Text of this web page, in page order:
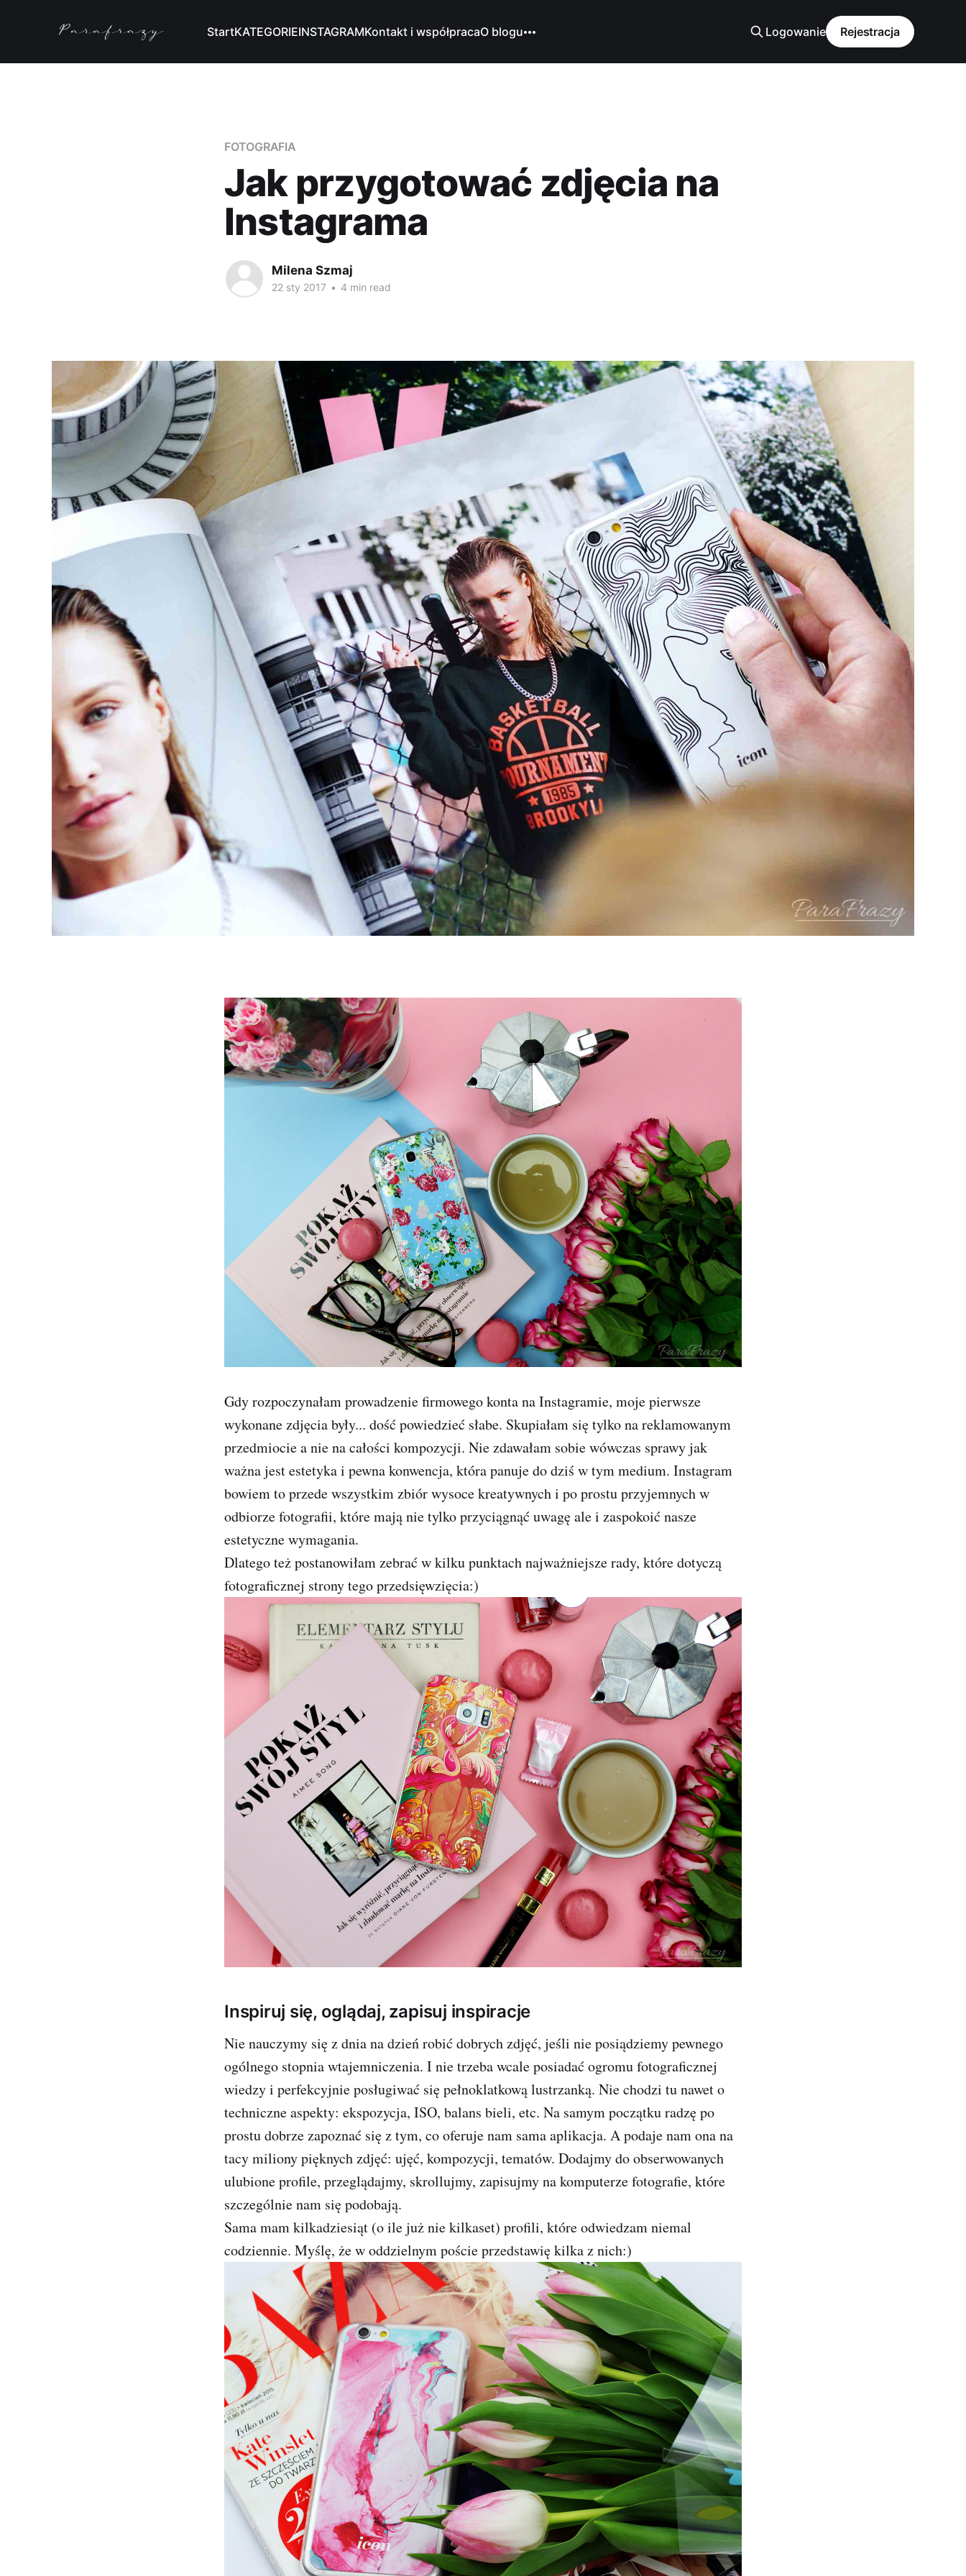
StartKATEGORIEINSTAGRAMKontakt i współpracaO blogu Logowanie Rejestracja
FOTOGRAFIA
Jak przygotować zdjęcia na
Instagrama
Milena Szmaj
22 sty 2017 • 4 min read
Gdy rozpoczynałam prowadzenie firmowego konta na Instagramie, moje pierwsze
wykonane zdjęcia były... dość powiedzieć słabe. Skupiałam się tylko na reklamowanym
przedmiocie a nie na całości kompozycji. Nie zdawałam sobie wówczas sprawy jak
ważna jest estetyka i pewna konwencja, która panuje do dziś w tym medium. Instagram
bowiem to przede wszystkim zbiór wysoce kreatywnych i po prostu przyjemnych w
odbiorze fotografii, które mają nie tylko przyciągnąć uwagę ale i zaspokoić nasze
estetyczne wymagania.
Dlatego też postanowiłam zebrać w kilku punktach najważniejsze rady, które dotyczą
fotograficznej strony tego przedsięwzięcia:)
Inspiruj się, oglądaj, zapisuj inspiracje
Nie nauczymy się z dnia na dzień robić dobrych zdjęć, jeśli nie posiądziemy pewnego
ogólnego stopnia wtajemniczenia. I nie trzeba wcale posiadać ogromu fotograficznej
wiedzy i perfekcyjnie posługiwać się pełnoklatkową lustrzanką. Nie chodzi tu nawet o
techniczne aspekty: ekspozycja, ISO, balans bieli, etc. Na samym początku radzę po
prostu dobrze zapoznać się z tym, co oferuje nam sama aplikacja. A podaje nam ona na
tacy miliony pięknych zdjęć: ujęć, kompozycji, tematów. Dodajmy do obserwowanych
ulubione profile, przeglądajmy, skrollujmy, zapisujmy na komputerze fotografie, które
szczególnie nam się podobają.
Sama mam kilkadziesiąt (o ile już nie kilkaset) profili, które odwiedzam niemal
codziennie. Myślę, że w oddzielnym poście przedstawię kilka z nich:)